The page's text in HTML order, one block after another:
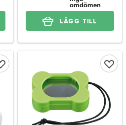
LÄGG TILL